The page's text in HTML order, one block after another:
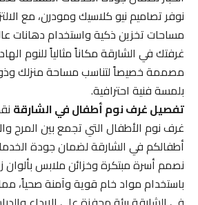
نوفر تصاميم نيو كلاسيك ومودرن، مع الالتزام
مساحات تخزين ذكية واستخدام دهانات
غرفتك في الشارقة مكاناً مثالياً للنوم
مصممة خصيصاً لتناسب مساحة منزلك
بلمسة فنية احترافية.
تفصيل غرف نوم أطفال في الشارقة
غرف نوم الأطفال التي تجمع بين المرح
أطفالكم في الشارقة لضمان جودة الخدمات
نصمم أسرة مبتكرة وخزائن ملابس بألوان
باستخدام مواد خام قوية وآمنة صحياً،